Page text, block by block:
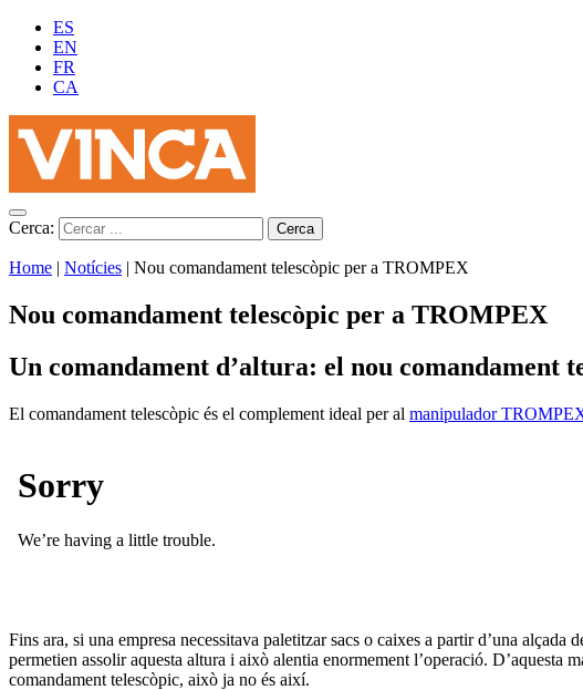
ES
EN
FR
CA
Cerca:
Home | Notícies | Nou comandament telescòpic per a TROMPEX
Nou comandament telescòpic per a TROMPEX
Un comandament d’altura: el nou comandament
El comandament telescòpic és el complement ideal per al manipulador
Fins ara, si una empresa necessitava paletitzar sacs o caixes a partir d’una
permetien assolir aquesta altura i això alentia enormement l’operació.
comandament telescòpic, això ja no és així.